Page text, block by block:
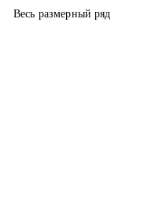
Весь размерный ряд